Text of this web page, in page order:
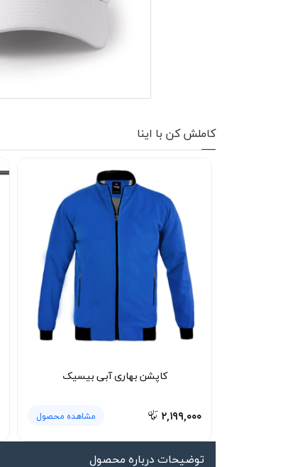
گردنی کلاه شو
کاملش کن با اینا
کاپشن بهاری آبی بیسیک
۲,۱۹۹,۰۰۰ مشاهده محصول
توضیحات درباره محصول